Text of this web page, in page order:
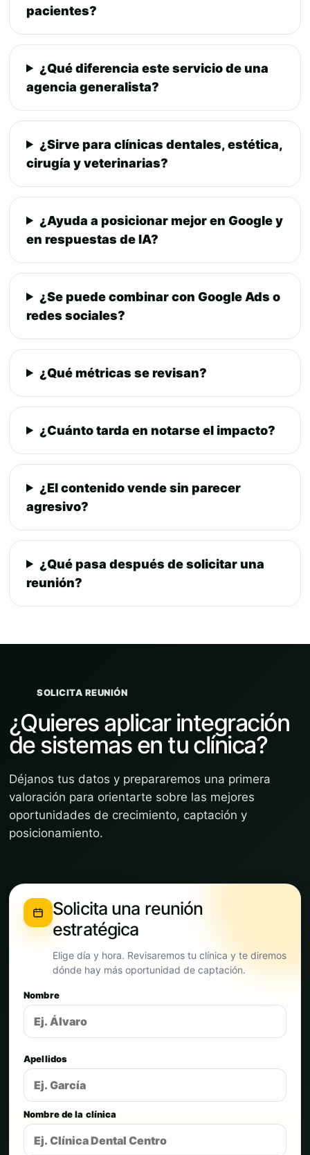
pacientes?
¿Qué diferencia este servicio de una
agencia generalista?
¿Sirve para clínicas dentales, estética,
cirugía y veterinarias?
¿Ayuda a posicionar mejor en Google y
en respuestas de IA?
¿Se puede combinar con Google Ads o
redes sociales?
¿Qué métricas se revisan?
¿Cuánto tarda en notarse el impacto?
¿El contenido vende sin parecer
agresivo?
¿Qué pasa después de solicitar una
reunión?
SOLICITA REUNIÓN
¿Quieres aplicar integración
de sistemas en tu clínica?
Déjanos tus datos y prepararemos una primera
valoración para orientarte sobre las mejores
oportunidades de crecimiento, captación y
posicionamiento.
Solicita una reunión
estratégica
Elige día y hora. Revisaremos tu clínica y te diremos
dónde hay más oportunidad de captación.
Nombre
Apellidos
Nombre de la clínica